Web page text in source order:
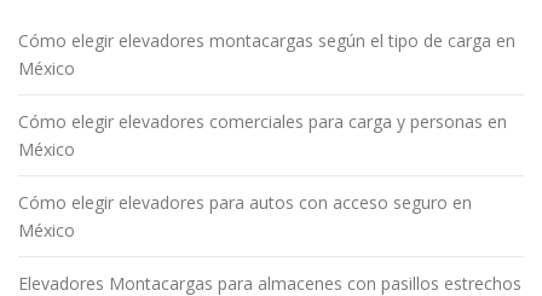
Cómo elegir elevadores montacargas según el tipo de carga en
México
Cómo elegir elevadores comerciales para carga y personas en
México
Cómo elegir elevadores para autos con acceso seguro en
México
Elevadores Montacargas para almacenes con pasillos estrechos